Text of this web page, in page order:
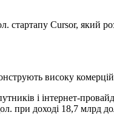
Cursor, який
високу
і інтернет-
при доході 18,7 млрд